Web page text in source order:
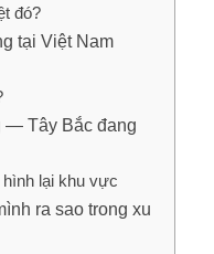
đó?
tại Việt Nam
— Tây Bắc đang
hình lại khu vực
ra sao trong xu